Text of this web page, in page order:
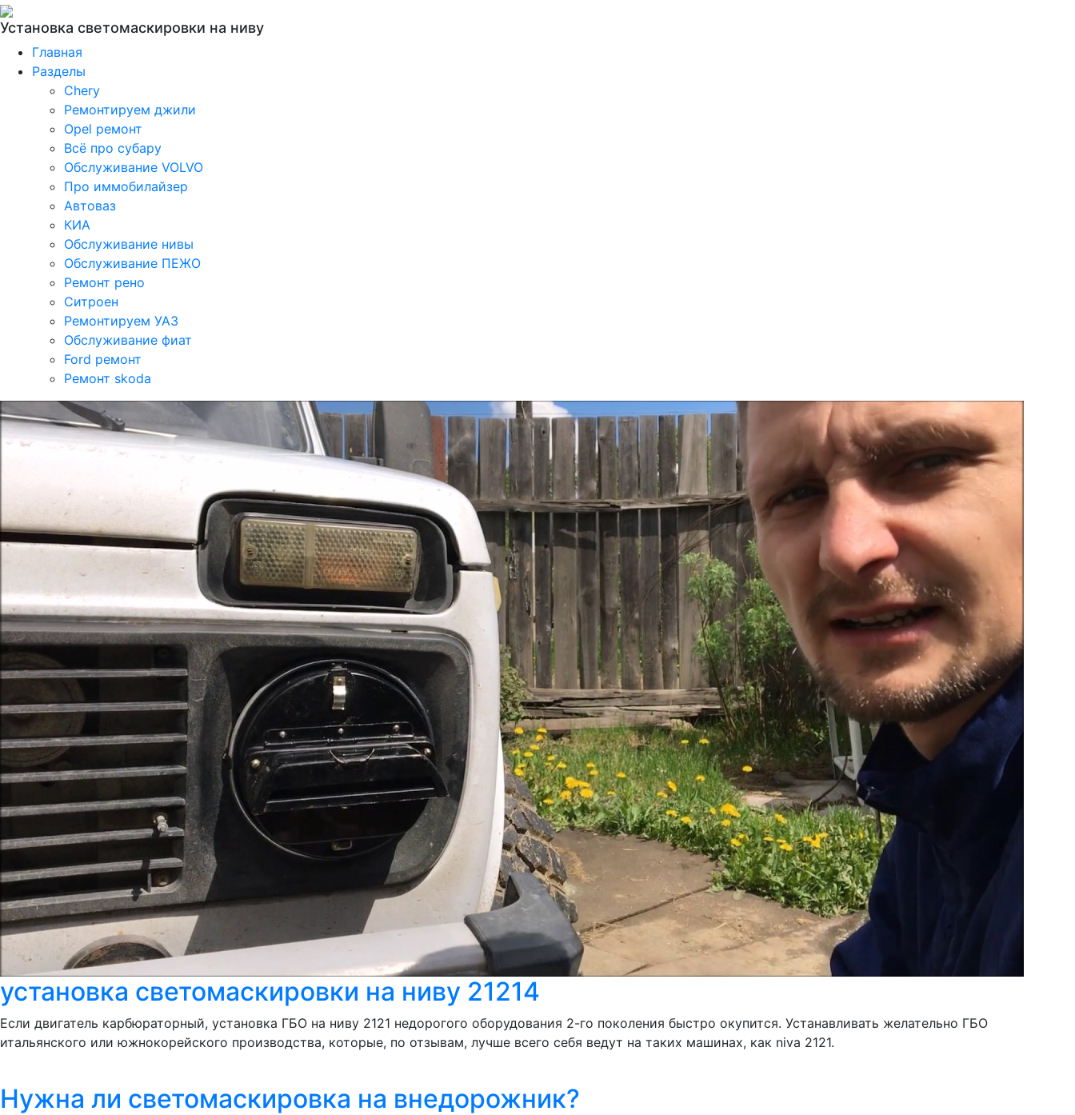
Установка светомаскировки на ниву
Главная
Разделы
Chery
Ремонтируем джили
Opel ремонт
Всё про субару
Обслуживание VOLVO
Про иммобилайзер
Автоваз
КИА
Обслуживание нивы
Обслуживание ПЕЖО
Ремонт рено
Ситроен
Ремонтируем УАЗ
Обслуживание фиат
Ford ремонт
Ремонт skoda
установка светомаскировки на ниву 21214
Если двигатель карбюраторный, установка ГБО на ниву 2121 недорогого оборудования 2-го поколения быстро окупится. Устанавливать желательно ГБО
итальянского или южнокорейского производства, которые, по отзывам, лучше всего себя ведут на таких машинах, как niva 2121.
Нужна ли светомаскировка на внедорожник?